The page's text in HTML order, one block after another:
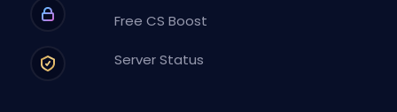
Free CS Boost
Server Status